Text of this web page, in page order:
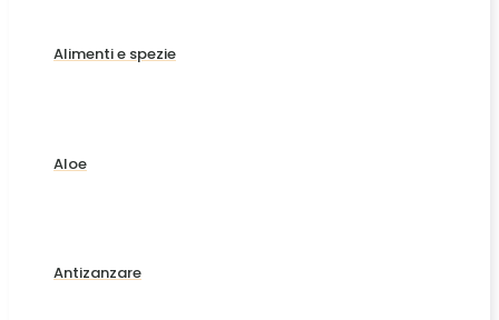
Alimenti e spezie
Aloe
Antizanzare